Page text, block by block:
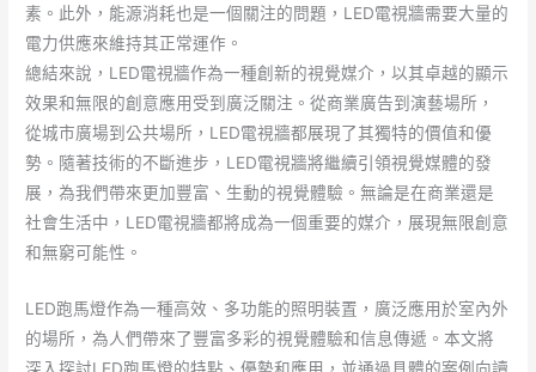
素。此外，能源消耗也是一個關注的問題，LED電視牆需要大量的
電力供應來維持其正常運作。
總結來說，LED電視牆作為一種創新的視覺媒介，以其卓越的顯示
效果和無限的創意應用受到廣泛關注。從商業廣告到演藝場所，
從城市廣場到公共場所，LED電視牆都展現了其獨特的價值和優
勢。隨著技術的不斷進步，LED電視牆將繼續引領視覺媒體的發
展，為我們帶來更加豐富、生動的視覺體驗。無論是在商業還是
社會生活中，LED電視牆都將成為一個重要的媒介，展現無限創意
和無窮可能性。
LED跑馬燈作為一種高效、多功能的照明裝置，廣泛應用於室內外
的場所，為人們帶來了豐富多彩的視覺體驗和信息傳遞。本文將
深入探討LED跑馬燈的特點、優勢和應用，並通過具體的案例向讀